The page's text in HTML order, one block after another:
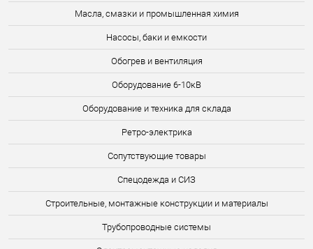
Масла, смазки и промышленная химия
Насосы, баки и емкости
Обогрев и вентиляция
Оборудование 6-10кВ
Оборудование и техника для склада
Ретро-электрика
Сопутствующие товары
Спецодежда и СИЗ
Строительные, монтажные конструкции и материалы
Трубопроводные системы